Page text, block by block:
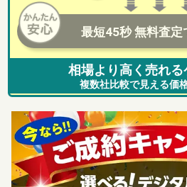
最短45秒 無料査定
相場より高く売れる
複数社比較で見える価